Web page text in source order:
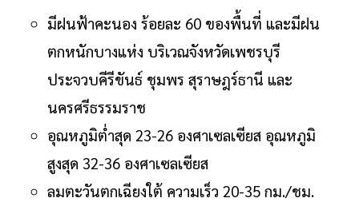
มีฝนฟ้าคะนอง ร้อยละ 60 ของพื้นที่ และมีฝน
ตกหนักบางแห่ง บริเวณจังหวัดเพชรบุรี
ประจวบคีรีขันธ์ ชุมพร สุราษฎร์ธานี และ
นครศรีธรรมราช
อุณหภูมิต่ำสุด 23-26 องศาเซลเซียส อุณหภูมิ
สูงสุด 32-36 องศาเซลเซียส
ลมตะวันตกเฉียงใต้ ความเร็ว 20-35 กม./ชม.